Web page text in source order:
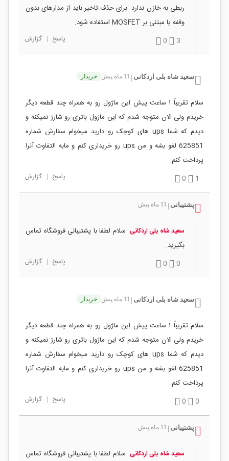
ربطی به خازن ندارد. برای حذف تاخیر باید از مدارهای بدون
وقفه یا مبتنی بر MOSFET استفاده شود.
3
0 پاسخ | گزارش
سعید شاه بلی اردکانی 11 ماه پیش خریدار
سلام تقریباً ۱ ساعت پیش این ماژول رو به همراه چند قطعه دیگر
خریدم ولی الان متوجه شدم که این ماژول باتری رو شارژ نمیکنه و
دیدم که شما ups های کوچک رو دارید میخوام سفارش شماره
625851 لغو بشه و من ups رو خریداری کنم و مابه التفاوت آنرا
پرداخت کنم.
1
0 پاسخ | گزارش
پشتیبانی 11 ماه پیش
سعید شاه بلی اردکانی سلام لطفا با پشتیبانی فروشگاه تماس
بگیرید.
0
0 پاسخ | گزارش
سعید شاه بلی اردکانی 11 ماه پیش خریدار
سلام تقریباً ۱ ساعت پیش این ماژول رو به همراه چند قطعه دیگر
خریدم ولی الان متوجه شدم که این ماژول باتری رو شارژ نمیکنه و
دیدم که شما ups های کوچک رو دارید میخوام سفارش شماره
625851 لغو بشه و من ups رو خریداری کنم و مابه التفاوت آنرا
پرداخت کنم.
0
0 پاسخ | گزارش
پشتیبانی 11 ماه پیش
سعید شاه بلی اردکانی سلام لطفا با پشتیبانی فروشگاه تماس